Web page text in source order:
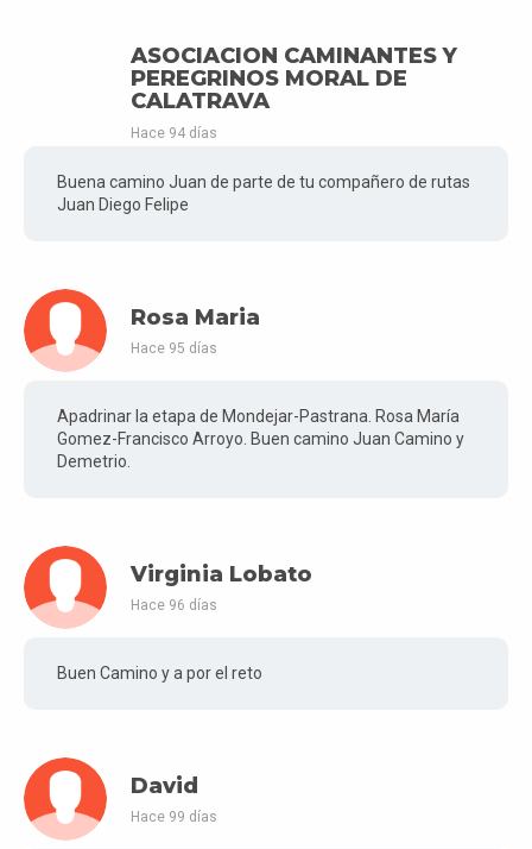
ASOCIACION CAMINANTES Y
PEREGRINOS MORAL DE
CALATRAVA
Hace 94 días
Buena camino Juan de parte de tu compañero de rutas
Juan Diego Felipe
Rosa Maria
Hace 95 días
Apadrinar la etapa de Mondejar-Pastrana. Rosa María
Gomez-Francisco Arroyo. Buen camino Juan Camino y
Demetrio.
Virginia Lobato
Hace 96 días
Buen Camino y a por el reto
David
Hace 99 días